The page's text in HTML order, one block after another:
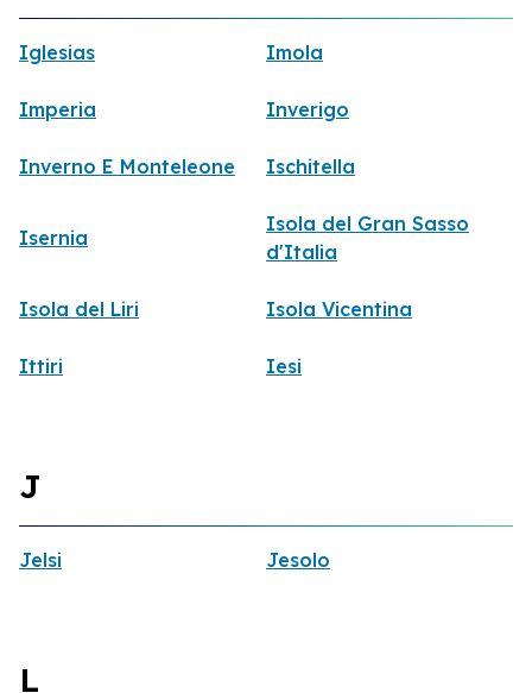
Iglesias Imola
Imperia Inverigo
Inverno E Monteleone Ischitella
Isernia
Isola del Gran Sasso
d'Italia
Isola del Liri Isola Vicentina
Ittiri Iesi
J
Jelsi Jesolo
L